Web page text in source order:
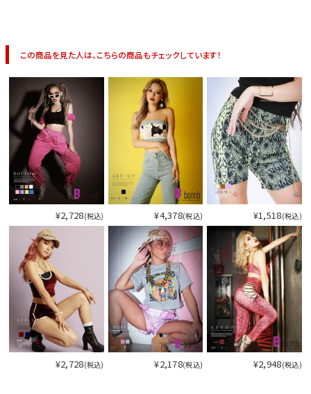
この商品を見た人は、こちらの商品もチェックしています！
¥2,728(税込) ¥4,378(税込) ¥1,518(税込)
¥2,728(税込) ¥2,178(税込) ¥2,948(税込)